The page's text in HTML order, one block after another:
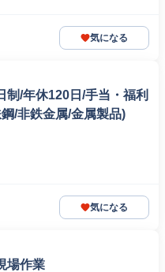
気になる
制/年休120日/手当・福利
/非鉄金属/金属製品)
気になる
場作業